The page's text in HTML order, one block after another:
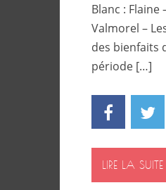
Blanc : Flaine
Valmorel –
des bienfaits
période […]
LIRE LA SUITE